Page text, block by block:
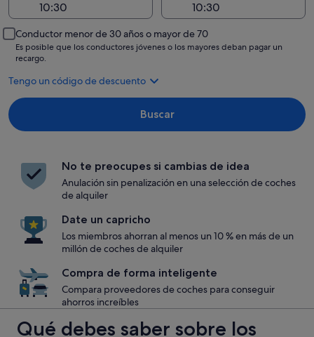
Conductor menor de 30 años o mayor de 70
Es posible que los conductores jóvenes o los mayores deban pagar un
recargo.
Tengo un código de descuento
Buscar
No te preocupes si cambias de idea
Anulación sin penalización en una selección de coches
de alquiler
Date un capricho
Los miembros ahorran al menos un 10 % en más de un
millón de coches de alquiler
Compra de forma inteligente
Compara proveedores de coches para conseguir
ahorros increíbles
Qué debes saber sobre los